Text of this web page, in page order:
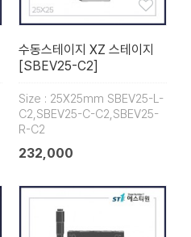
수동스테이지 XZ 스테이지
[SBEV25-C2]
Size : 25X25mm SBEV25-L-
C2,SBEV25-C-C2,SBEV25-
R-C2
232,000